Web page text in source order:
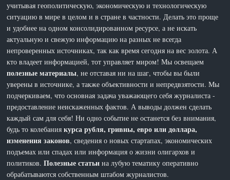
учитывая геополитическую, экономическую и технологическую
ситуацию в мире в целом и в стране в частности. Делать это проще
и удобнее на одном консолидированном ресурсе, а не искать
актуальную и свежую информацию на разных не всегда
непроверенных источниках, так как время сегодня на вес золота. А
кто владеет информацией, тот управляет миром! Мы освещаем
полезные материалы, не отставая ни на шаг, чтобы вы были
уверены в источнике, а также объективности и непредвзятости. Мы
подчеркиваем, что основная задача уважающего себя журналиста -
предоставление неискаженных фактов. А выводы должен сделать
каждый сам для себя! Ни одно событие не останется без внимания,
будь то колебаниякурса рубля, гривны, евро или доллара,
изменения законов, сведения о новых стартапах, экономических
подъемах или спадах или информация о жизни олигархов и
политиков.Полезные статьи на лубую тематику оперативно
обрабатываются собственным штабом журналистов.